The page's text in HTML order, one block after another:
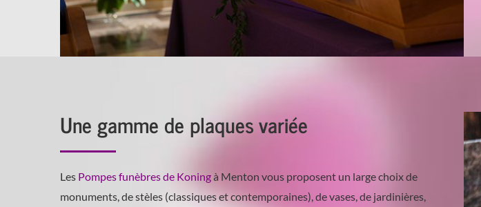
Une gamme de plaques variée
Les Pompes funèbres de Koningà Menton vous proposent un large choix de
monuments, de stèles (classiques et contemporaines), de vases, de jardinières,